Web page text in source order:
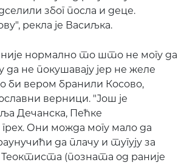
због посла и деце.
рекла је Васиљка.
нормално то што не могу да
не покушавају јер не желе
би вером бранили Косово,
верници. "Још је
Дечанска, Пећке
Они можда могу мало да
да плачу и тугују за
(позната од раније